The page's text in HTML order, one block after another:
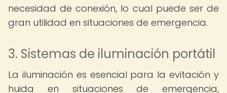
necesidad de conexión, lo cual puede ser de
gran utilidad en situaciones de emergencia.
3. Sistemas de iluminación portátil
La iluminación es esencial para la evitación y
huida en situaciones de emergencia,